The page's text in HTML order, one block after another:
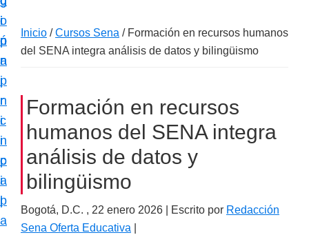
i
ó
n
p
r
i
n
c
i
p
a
o
p
r
i
n
c
i
p
a
l
i
n
a
a
c
c
i
Inicio / Cursos Sena /Formación en recursos humanos
del SENA integra análisis de datos y bilingüismo
Formación en recursos
humanos del SENA integra
análisis de datos y
bilingüismo
Bogotá, D.C. , 22 enero 2026 | Escrito por Redacción
Sena Oferta Educativa